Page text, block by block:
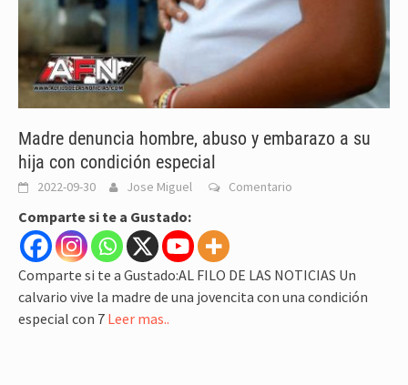
Madre denuncia hombre, abuso y embarazo a su
hija con condición especial
2022-09-30 Jose Miguel Comentario
Comparte si te a Gustado:
Comparte si te a Gustado:AL FILO DE LAS NOTICIAS Un
calvario vive la madre de una jovencita con una condición
especial con 7 Leer mas..